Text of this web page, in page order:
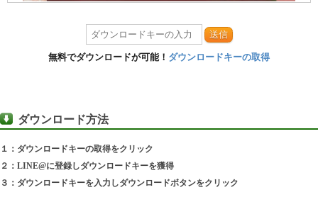
送信
無料でダウンロードが可能！ ダウンロードキーの取得
ダウンロード方法
１：ダウンロードキーの取得をクリック
２：LINE@に登録しダウンロードキーを獲得
３：ダウンロードキーを入力しダウンロードボタンをクリック